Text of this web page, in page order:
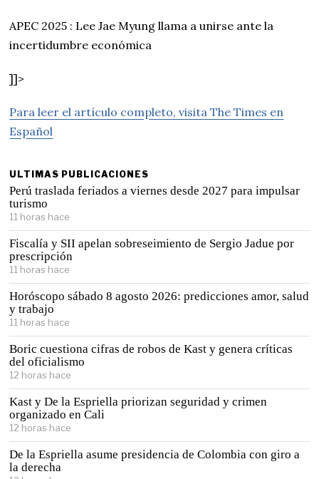
APEC 2025 : Lee Jae Myung llama a unirse ante la
incertidumbre económica
]]>
Para leer el artículo completo, visita The Times en
Español
ULTIMAS PUBLICACIONES
Perú traslada feriados a viernes desde 2027 para impulsar
turismo
11 horas hace
Fiscalía y SII apelan sobreseimiento de Sergio Jadue por
prescripción
11 horas hace
Horóscopo sábado 8 agosto 2026: predicciones amor, salud
y trabajo
11 horas hace
Boric cuestiona cifras de robos de Kast y genera críticas
del oficialismo
12 horas hace
Kast y De la Espriella priorizan seguridad y crimen
organizado en Cali
12 horas hace
De la Espriella asume presidencia de Colombia con giro a
la derecha